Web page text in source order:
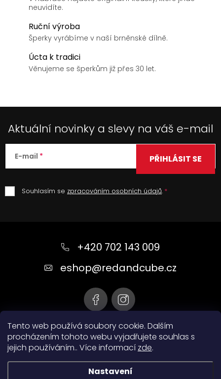
Tento web používá soubory cookie. Dalším
procházením tohoto webu vyjadřujete souhlas s
jejich používáním.. Více informací zde.
Nastavení
neuvidíte.
Ruční výroba
Šperky vyrábíme v naší brněnské dílně.
Úcta k tradici
Věnujeme se šperkům již přes 30 let.
Aktuální novinky a slevy na váš e-mail
E-mail
Souhlasím se zpracováním osobních údajů.
PŘIHLÁSIT SE
+420 702 143 009
eshop@redandcube.cz